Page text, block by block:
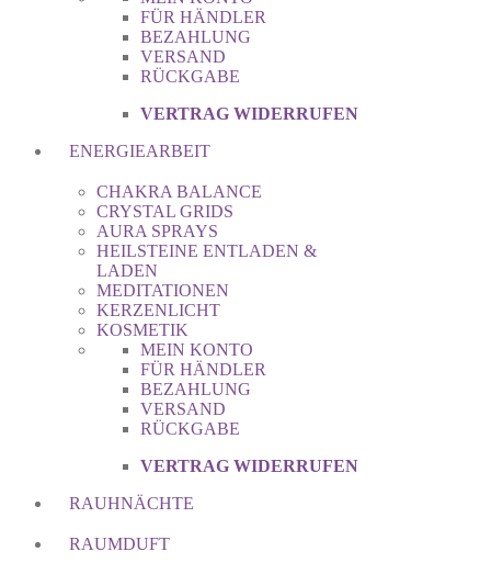
FÜR HÄNDLER
BEZAHLUNG
VERSAND
RÜCKGABE
VERTRAG WIDERRUFEN
ENERGIEARBEIT
CHAKRA BALANCE
CRYSTAL GRIDS
AURA SPRAYS
HEILSTEINE ENTLADEN &
LADEN
MEDITATIONEN
KERZENLICHT
KOSMETIK
MEIN KONTO
FÜR HÄNDLER
BEZAHLUNG
VERSAND
RÜCKGABE
VERTRAG WIDERRUFEN
RAUHNÄCHTE
RAUMDUFT